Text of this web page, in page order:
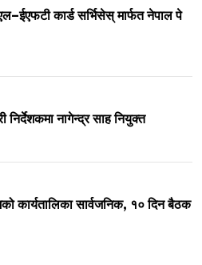
कार्ड सर्भिसेस् मार्फत नेपाल पे
नागेन्द्र साह नियुक्त
कार्यतालिका सार्वजनिक, १० दिन बैठक